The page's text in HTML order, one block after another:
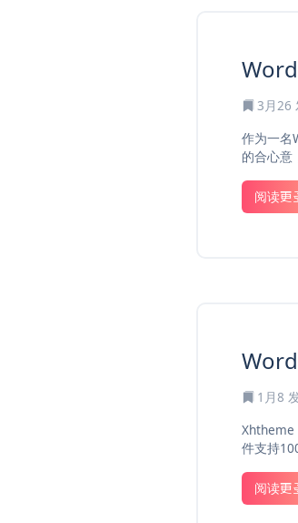
3月26
作为一名
的合心意
阅读更
1月8
Xhtheme
件支持
阅读更